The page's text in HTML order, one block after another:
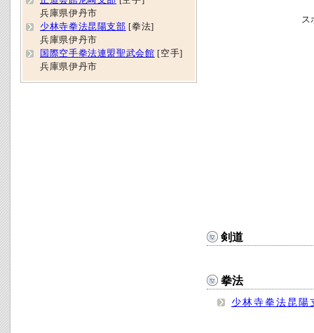
ス
剣道
拳法
少林寺拳法昆陽
兵庫県伊丹市
少林寺拳法昆陽支部 [拳法]
兵庫県伊丹市
国際空手拳法連盟聖武会館 [空手]
兵庫県伊丹市